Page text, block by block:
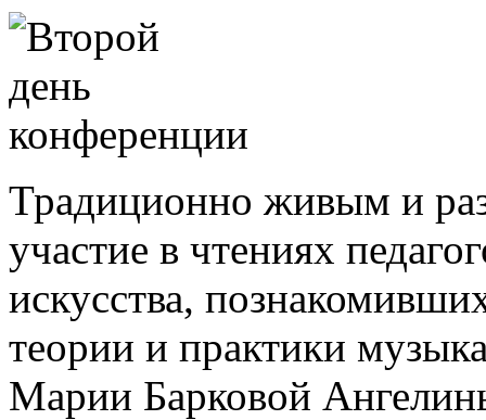
Традиционно живым и
участие в чтениях
искусства,
теории и практики
Марии Барковой